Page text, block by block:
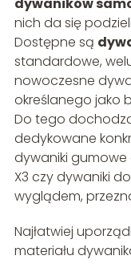
dywaników
nich da się
Dostępne są
standardowe,
nowoczesne
określanego jako
Do tego
dedykowane
dywaniki gumowe
X3 czy dywaniki
wyglądem,
Najłatwiej
materiału